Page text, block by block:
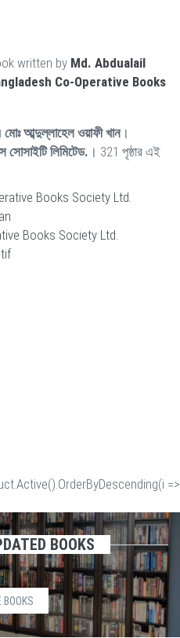
written by Md. Abdualail
Co-Operative Books
মোঃ আব্দুল্লাহেল ওয়াফী খান।
সোসাইটি লিমিটেড. । 321 পৃষ্ঠার এই
Books Society Ltd.
Books Society Ltd.
=>
BOOKS
BOOKS